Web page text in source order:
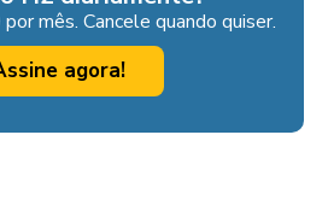
mês. Cancele quando quiser.
agora!